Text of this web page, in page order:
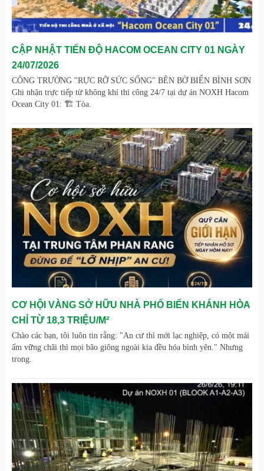
CẬP NHẬT TIẾN ĐỘ HACOM OCEAN CITY 01 NGÀY
24/07/2026
CÔNG TRƯỜNG "RỰC RỠ SỨC SỐNG" BÊN BỜ BIỂN BÌNH SƠN
Ghi nhận trực tiếp từ không khí thi công 24/7 tại dự án NOXH Hacom
Ocean City 01: 🏗️ Tòa.
CƠ HỘI VÀNG SỞ HỮU NHÀ PHỐ BIỂN KHÁNH HÒA
CHỈ TỪ 18,3 TRIỆU/M²
Chào các bạn, tôi luôn tin rằng: "An cư thì mới lạc nghiệp, có một mái
ấm vững chãi thì mọi bão giông ngoài kia đều hóa bình yên." Nhưng
trong.